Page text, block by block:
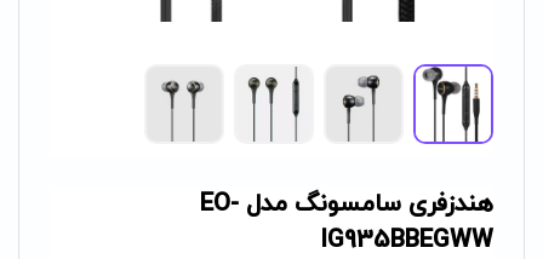
هندزفری سامسونگ مدل EO-
IG935BBEGWW